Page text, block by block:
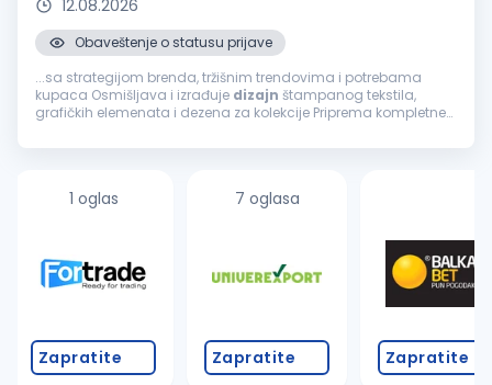
12.08.2026
Obaveštenje o statusu prijave
...sa strategijom brenda, tržišnim trendovima i potrebama
kupaca Osmišljava i izrađuje dizajn štampanog tekstila,
grafičkih elemenata i dezena za kolekcije Priprema kompletne
proizvodnju
1 oglas
Zapratite
7 oglasa
Zapratite Zapratite